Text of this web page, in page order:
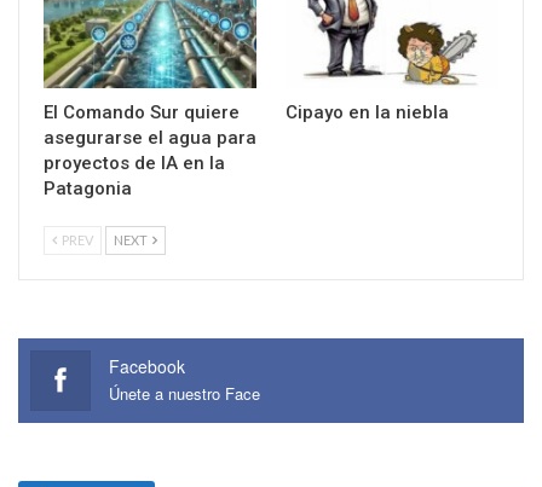
El Comando Sur quiere
asegurarse el agua para
proyectos de IA en la
Patagonia
Cipayo en la niebla
PREV NEXT
Facebook
Únete a nuestro Face